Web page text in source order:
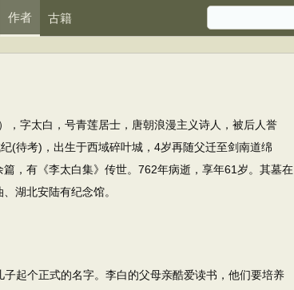
作者 古籍
，字太白，号青莲居士，唐朝浪漫主义诗人，被后人誉
(待考)，出生于西域碎叶城，4岁再随父迁至剑南道绵
，有《李太白集》传世。762年病逝，享年61岁。其墓在
湖北安陆有纪念馆。
起个正式的名字。李白的父母亲酷爱读书，他们要培养